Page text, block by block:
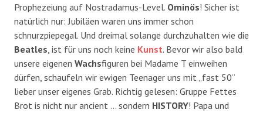
Prophezeiung auf Nostradamus-Level. Ominös! Sicher ist
natürlich nur: Jubiläen waren uns immer schon
schnurzpiepegal. Und dreimal solange durchzuhalten wie die
Beatles, ist für uns noch keine Kunst. Bevor wir also bald
unsere eigenen Wachsfiguren bei Madame T einweihen
dürfen, schaufeln wir ewigen Teenager uns mit „fast 50“
lieber unser eigenes Grab. Richtig gelesen: Gruppe Fettes
Brot is nicht nur ancient … sondern HISTORY! Papa und